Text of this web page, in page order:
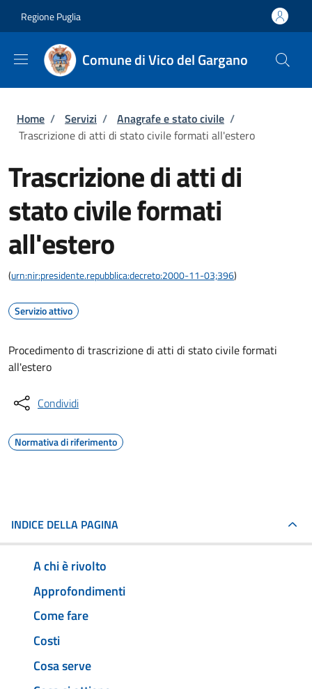
Regione Puglia
Comune di Vico del Gargano
Briciole di pane
Home / Servizi / Anagrafe e stato civile /
Trascrizione di atti di stato civile formati all'estero
Trascrizione di atti di
stato civile formati
all'estero
(urn:nir:presidente.repubblica:decreto:2000-11-03;396)
Servizio attivo
Procedimento di trascrizione di atti di stato civile formati
all'estero
Condividi
Normativa di riferimento
INDICE DELLA PAGINA
A chi è rivolto
Approfondimenti
Come fare
Costi
Cosa serve